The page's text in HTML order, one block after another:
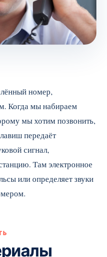
номер,
Когда мы набираем
мы хотим позвонить,
передаёт
сигнал,
Там электронное
или определяет звуки